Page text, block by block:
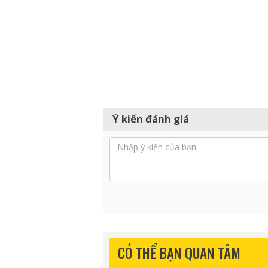
Ý kiến đánh giá
CÓ THỂ BẠN QUAN TÂM